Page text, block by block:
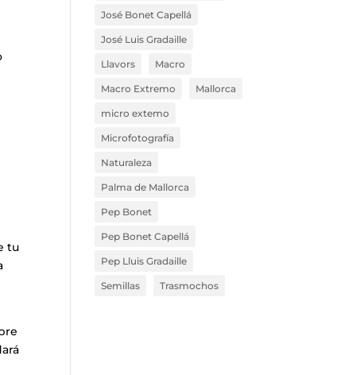
tu
José Bonet Capellá
José Luis Gradaille
Llavors Macro
Macro Extremo Mallorca
micro extemo
Microfotografía
Naturaleza
Palma de Mallorca
Pep Bonet
Pep Bonet Capellá
Pep Lluis Gradaille
Semillas Trasmochos